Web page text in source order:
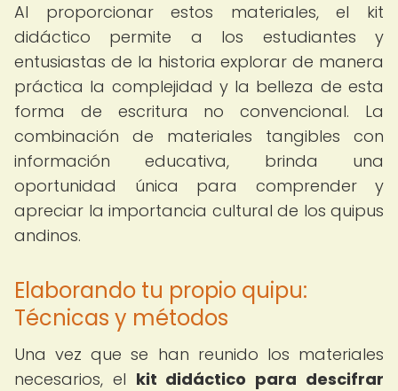
Al proporcionar estos materiales, el kit
didáctico permite a los estudiantes y
entusiastas de la historia explorar de manera
práctica la complejidad y la belleza de esta
forma de escritura no convencional. La
combinación de materiales tangibles con
información educativa, brinda una
oportunidad única para comprender y
apreciar la importancia cultural de los quipus
andinos.
Elaborando tu propio quipu:
Técnicas y métodos
Una vez que se han reunido los materiales
necesarios, el kit didáctico para descifrar